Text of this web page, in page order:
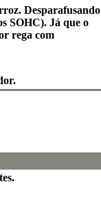
Desparafusando
SOHC). Já que o
rega com